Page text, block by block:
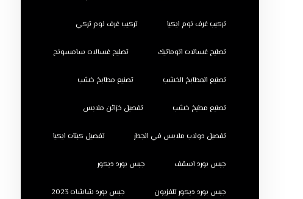
تركيب غرف نوم ايكيا تركيب غرف نوم تركي
تصليح غسالات اتوماتيك تصليح غسالات سامسونج
تصنيع المطابخ الخشب تصنيع مطابخ خشب
تصنيع مطبخ خشب تفصيل خزائن ملابس
تفصيل دولاب ملابس في الجدار تفصيل كبتات ايكيا
جبس بورد اسقف جبس بورد ديكور
جبس بورد ديكور تلفزيون جبس بورد شاشات 2023